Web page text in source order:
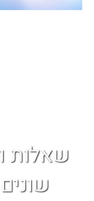
שאלות